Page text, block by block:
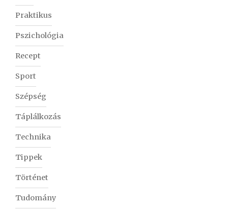
Praktikus
Pszichológia
Recept
Sport
Szépség
Táplálkozás
Technika
Tippek
Történet
Tudomány